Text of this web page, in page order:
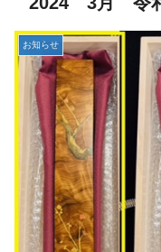
お知らせ